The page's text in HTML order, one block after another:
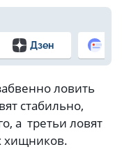
Дзен
ловить
стабильно,
а третьи ловят
хищников.